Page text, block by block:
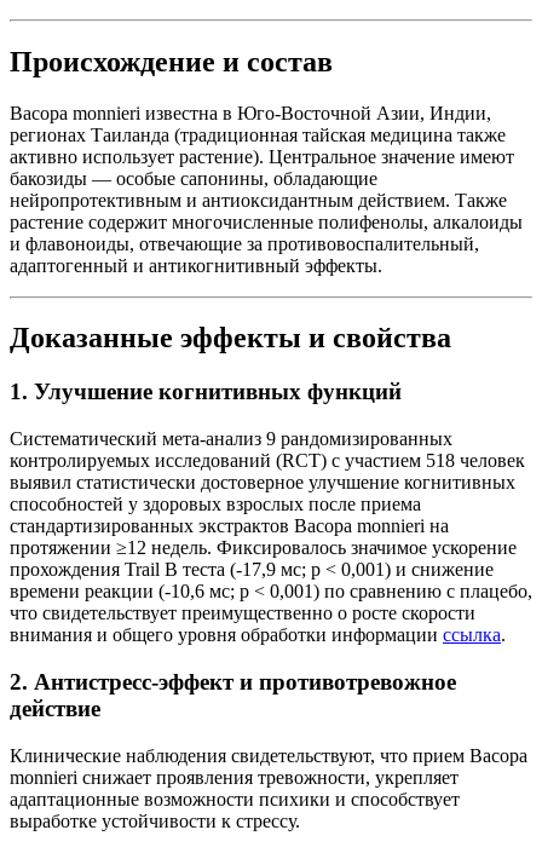
Происхождение и состав
Bacopa monnieri известна в Юго-Восточной Азии, Индии,
регионах Таиланда (традиционная тайская медицина также
активно использует растение). Центральное значение имеют
бакозиды — особые сапонины, обладающие
нейропротективным и антиоксидантным действием. Также
растение содержит многочисленные полифенолы, алкалоиды
и флавоноиды, отвечающие за противовоспалительный,
адаптогенный и антикогнитивный эффекты.
Доказанные эффекты и свойства
1. Улучшение когнитивных функций
Систематический мета-анализ 9 рандомизированных
контролируемых исследований (RCT) с участием 518 человек
выявил статистически достоверное улучшение когнитивных
способностей у здоровых взрослых после приема
стандартизированных экстрактов Bacopa monnieri на
протяжении ≥12 недель. Фиксировалось значимое ускорение
прохождения Trail B теста (-17,9 мс; p < 0,001) и снижение
времени реакции (-10,6 мс; p < 0,001) по сравнению с плацебо,
что свидетельствует преимущественно о росте скорости
внимания и общего уровня обработки информации ссылка.
2. Антистресс-эффект и противотревожное
действие
Клинические наблюдения свидетельствуют, что прием Bacopa
monnieri снижает проявления тревожности, укрепляет
адаптационные возможности психики и способствует
выработке устойчивости к стрессу.